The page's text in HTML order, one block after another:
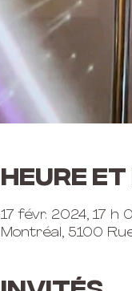
Heure
17 févr. 2024, 17 h
Montréal, 5100